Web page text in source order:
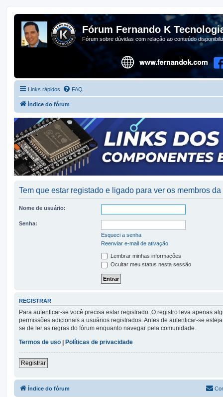
Fórum Fernando K
Fórum sobre dúvidas com relação ao conteúdo
Links rápidos FAQ
Índice do fórum
Tem que estar registado e ligado para ver os membros
Nome de usuário:
Senha:
Esqueci a senha
Reenviar e-mail de ativação
Lembrar minhas informações
Ocultar meu status nesta sessão
REGISTRAR
Para autenticar-se você precisa estar registrado. O registro leva apenas
permissões adicionais a usuários registrados. Antes de autenticar-se
se de ler as regras do fórum enquanto navegar pela comunidade.
Termos de uso
Políticas de privacidade
Registrar
Índice do fórum